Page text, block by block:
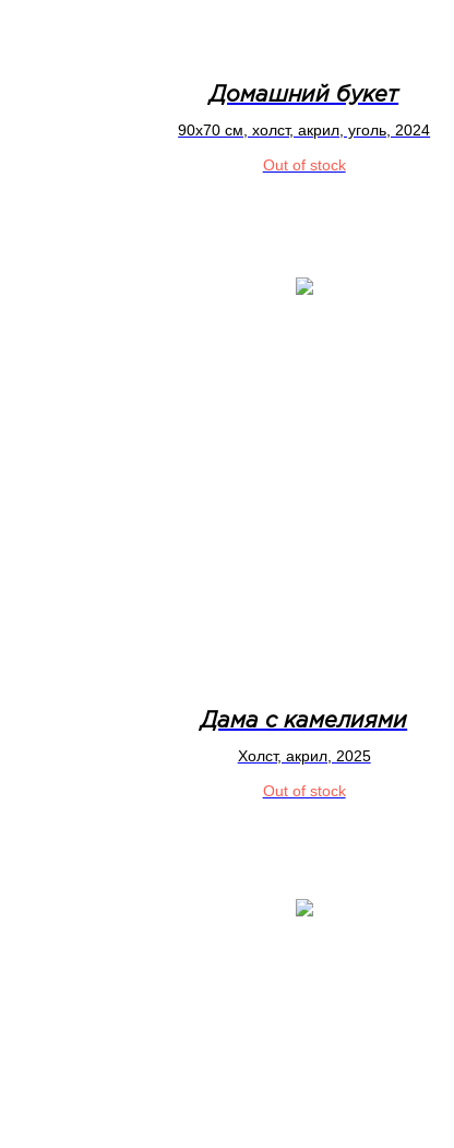
Домашний букет
90x70 см, холст, акрил, уголь, 2024
Out of stock
Дама с камелиями
Холст, акрил, 2025
Out of stock